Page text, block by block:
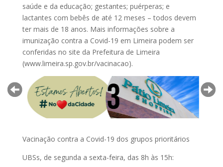
saúde e da educação; gestantes; puérperas; e
lactantes com bebês de até 12 meses – todos devem
ter mais de 18 anos. Mais informações sobre a
imunização contra a Covid-19 em Limeira podem ser
conferidas no site da Prefeitura de Limeira
(www.limeira.sp.gov.br/vacinacao).
Vacinação contra a Covid-19 dos grupos prioritários
UBSs, de segunda a sexta-feira, das 8h às 15h: